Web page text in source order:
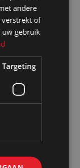
andere
of
uw gebruik
Targeting